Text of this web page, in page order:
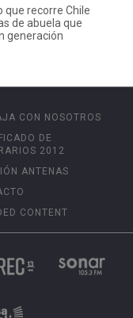
que recorre Chile
de abuela que
generación
CON NOSOTROS
DE
2012
ANTENAS
CONTENT